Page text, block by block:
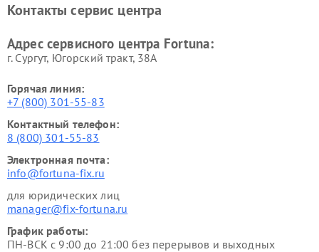
Контакты сервис центра
Адрес сервисного центра Fortuna:
г. Сургут, Югорский тракт, 38А
Горячая линия:
+7 (800) 301-55-83
Контактный телефон:
8 (800) 301-55-83
Электронная почта:
info@fortuna-fix.ru
для юридических лиц
manager@fix-fortuna.ru
График работы:
ПН-ВСК с 9:00 до 21:00 без перерывов и выходных